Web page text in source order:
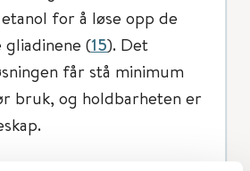
for å løse opp de
gliadinene (15). Det
får stå minimum
bruk, og holdbarheten er